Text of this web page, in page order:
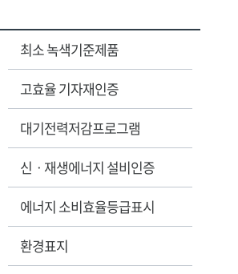
최소 녹색기준제품
고효율 기자재인증
대기전력저감프로그램
신ㆍ재생에너지 설비인증
에너지 소비효율등급표시
환경표지